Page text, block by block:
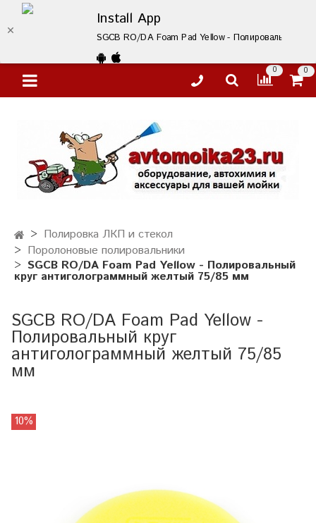
Install App
SGCB RO/DA Foam Pad Yellow - Полировальный
0 0
Полировка ЛКП и стекол
Поролоновые полировальники
SGCB RO/DA Foam Pad Yellow - Полировальный
круг антиголограммный желтый 75/85 мм
SGCB RO/DA Foam Pad Yellow -
Полировальный круг
антиголограммный желтый 75/85
мм
10%